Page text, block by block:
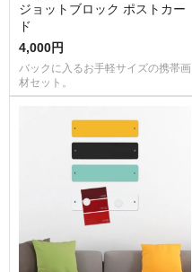
ジョットブロック ポストカー
ド
4,000円
バックに入るお手軽サイズの携帯画
材セット。